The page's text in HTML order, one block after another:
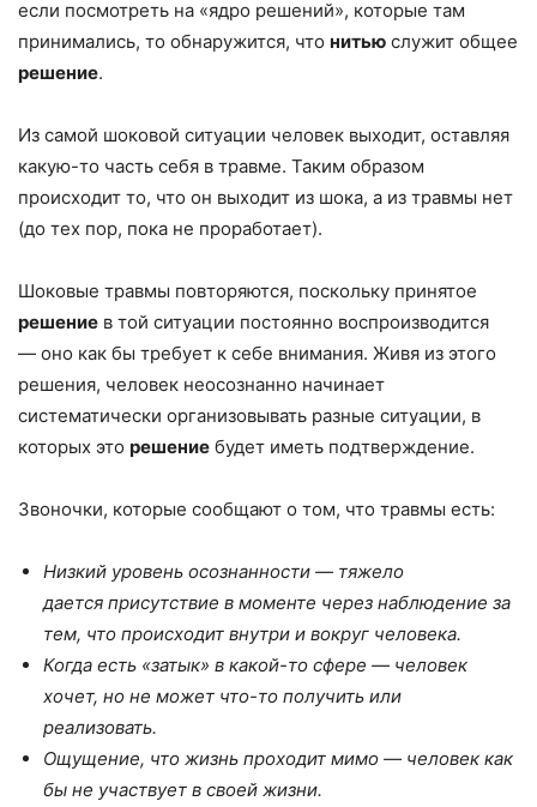
если посмотреть на «ядро решений», которые там
принимались, то обнаружится, что нитью служит общее
решение.
Из самой шоковой ситуации человек выходит, оставляя
какую-то часть себя в травме. Таким образом
происходит то, что он выходит из шока, а из травмы нет
(до тех пор, пока не проработает).
Шоковые травмы повторяются, поскольку принятое
решение в той ситуации постоянно воспроизводится
— оно как бы требует к себе внимания. Живя из этого
решения, человек неосознанно начинает
систематически организовывать разные ситуации, в
которых это решение будет иметь подтверждение.
Звоночки, которые сообщают о том, что травмы есть:
Низкий уровень осознанности — тяжело
дается присутствие в моменте через наблюдение за
тем, что происходит внутри и вокруг человека.
Когда есть «затык» в какой-то сфере — человек
хочет, но не может что-то получить или
реализовать.
Ощущение, что жизнь проходит мимо — человек как
бы не участвует в своей жизни.